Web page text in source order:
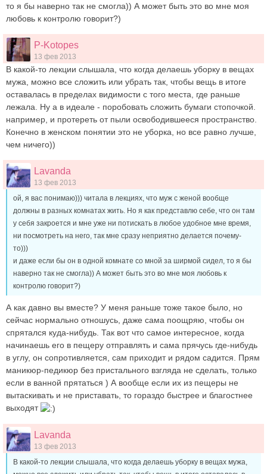
то я бы наверно так не смогла)) А может быть это во мне моя
любовь к контролю говорит?)
P-Kotopes
13 фев 2013
В какой-то лекции слышала, что когда делаешь уборку в вещах
мужа, можно все сложить или убрать так, чтобы вещь в итоге
оставалась в пределах видимости с того места, где раньше
лежала. Ну а в идеале - поробовать сложить бумаги стопочкой.
например, и протереть от пыли освободившееся пространство.
Конечно в женском понятии это не уборка, но все равно лучше,
чем ничего))
Lavanda
13 фев 2013
ой, я вас понимаю))) читала в лекциях, что муж с женой вообще
должны в разных комнатах жить. Но я как представлю себе, что он там
у себя закроется и мне уже ни потискать в любое удобное мне время,
ни посмотреть на него, так мне сразу неприятно делается почему-
то)))
и даже если бы он в одной комнате со мной за ширмой сидел, то я бы
наверно так не смогла)) А может быть это во мне моя любовь к
контролю говорит?)
А как давно вы вместе? У меня раньше тоже такое было, но
сейчас нормально отношусь, даже сама поощряю, чтобы он
спрятался куда-нибудь. Так вот что самое интересное, когда
начинаешь его в пещеру отправлять и сама прячусь где-нибудь
в углу, он сопротивляется, сам приходит и рядом садится. Прям
маникюр-педикюр без пристального взгляда не сделать, только
если в ванной прятаться ) А вообще если их из пещеры не
вытаскивать и не приставать, то гораздо быстрее и благостнее
выходят
Lavanda
13 фев 2013
В какой-то лекции слышала, что когда делаешь уборку в вещах мужа,